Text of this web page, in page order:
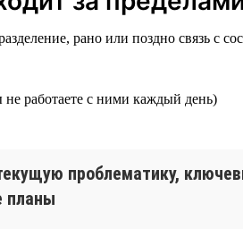
рано или поздно связь с
не работаете с ними каждый день)
проблематику,
планы